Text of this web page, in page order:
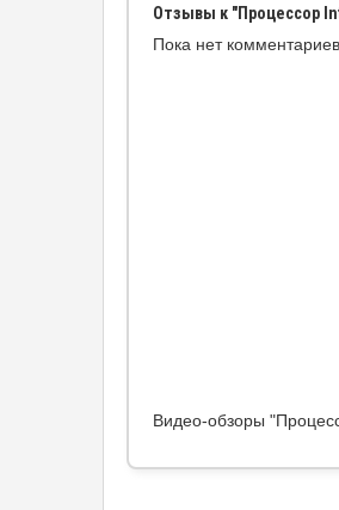
Отзывы к "Процессор
Пока нет комментариев
Видео-обзоры